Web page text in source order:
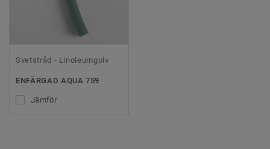
Svetstråd - Linoleumgolv
ENFÄRGAD AQUA 759
Jämför